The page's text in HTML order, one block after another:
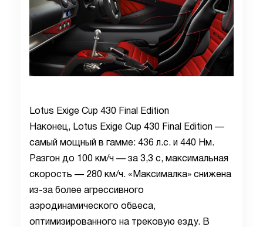
Lotus Exige Cup 430 Final Edition
Наконец, Lotus Exige Cup 430 Final Edition —
самый мощный в гамме: 436 л.с. и 440 Нм.
Разгон до 100 км/ч — за 3,3 с, максимальная
скорость — 280 км/ч. «Максималка» снижена
из-за более агрессивного
аэродинамического обвеса,
оптимизированного на трековую езду. В